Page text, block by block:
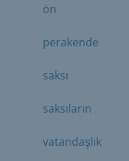
ön
perakende
saksı
saksıların
vatandaşlık